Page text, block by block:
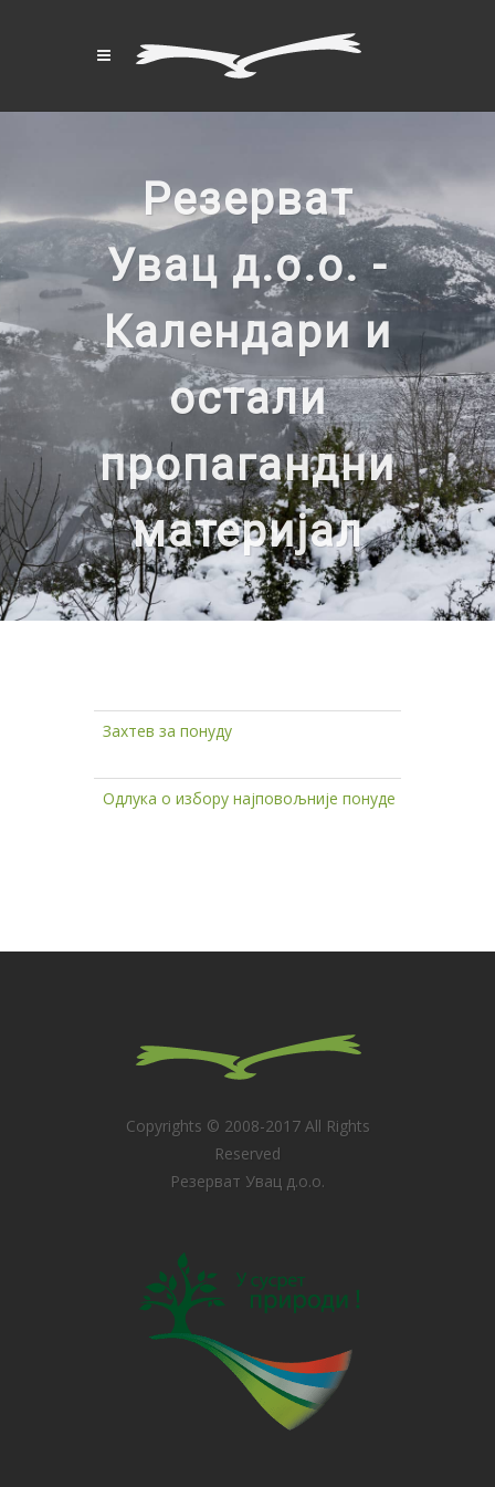
Резерват
Увац д.о.о. -
Календари и
остали
пропагандни
материјал
Захтев за понуду
Одлука о избору најповољније понуде
Copyrights © 2008-2017 All Rights
Reserved
Резерват Увац д.о.о.